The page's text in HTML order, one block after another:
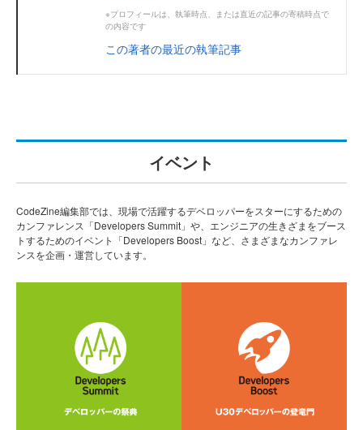
※プロフィールは、執筆時点、または直近の記事の寄稿時点で
の内容です
この著者の最近の執筆記事
イベント
CodeZine編集部では、現場で活躍するデベロッパーをスターにするための
カンファレンス「Developers Summit」や、エンジニアの生きざまをブース
トするためのイベント「Developers Boost」など、さまざまなカンファレ
ンスを企画・運営しています。